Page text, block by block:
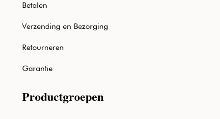
Betalen
Verzending en Bezorging
Retourneren
Garantie
Productgroepen